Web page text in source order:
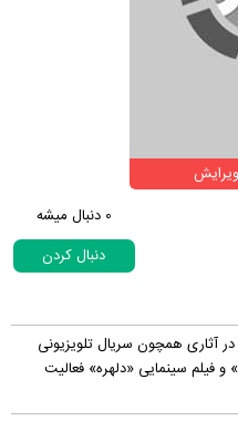
0 دنبال میشه
دنبال کردن
آثاری همچون سریال تلویزیونی
و فیلم سینمایی «دلهره» فعالیت